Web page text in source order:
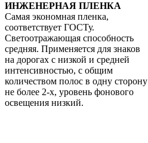
ИНЖЕНЕРНАЯ ПЛЕНКА
Самая экономная пленка,
соответствует ГОСТу.
Светоотражающая способность
средняя. Применяется для знаков
на дорогах с низкой и средней
интенсивностью, с общим
количеством полос в одну сторону
не более 2-х, уровень фонового
освещения низкий.